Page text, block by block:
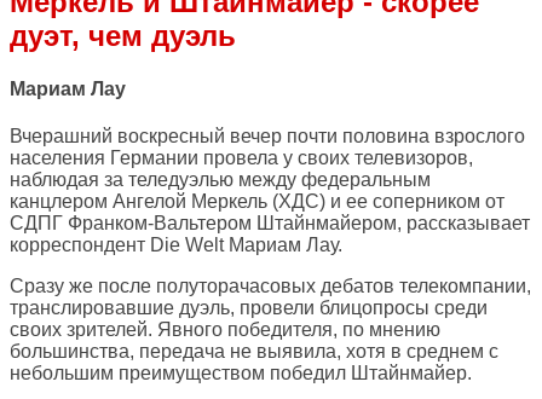
дуэт, чем дуэль
Мариам Лау
Вчерашний воскресный вечер почти половина взрослого
населения Германии провела у своих телевизоров,
наблюдая за теледуэлью между федеральным
канцлером Ангелой Меркель (ХДС) и ее соперником от
СДПГ Франком-Вальтером Штайнмайером, рассказывает
корреспондент Die WeltМариам Лау.
Сразу же после полуторачасовых дебатов телекомпании,
транслировавшие дуэль, провели блицопросы среди
своих зрителей. Явного победителя, по мнению
большинства, передача не выявила, хотя в среднем с
небольшим преимуществом победил Штайнмайер.